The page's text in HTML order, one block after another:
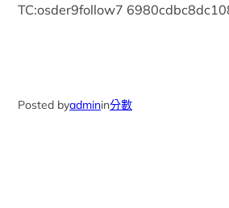
TC:osder9follow7
Posted byadminin分數